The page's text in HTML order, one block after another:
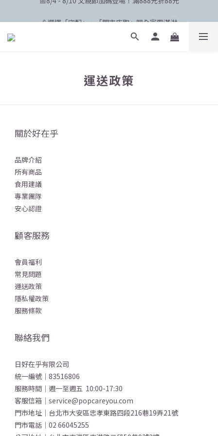
🍦選擇「宅配」、「門市店取」贈全家霜淇淋
🛸 聯名限定登場 POPCARE×KINGJUN
運送政策
關於好在乎
品牌介紹
所有商品
食用建議
專業團隊
安心認證
顧客服務
會員福利
常見問題
運送政策
隱私權政策
服務條款
聯絡我們
日好在乎有限公司
統一編號｜83516806
服務時間｜週一至週五 10:00-17:30
客服信箱｜service@popcareyou.com
門市地址｜台北市大安區忠孝東路四段216巷19弄21號
門市電話｜02 66045255